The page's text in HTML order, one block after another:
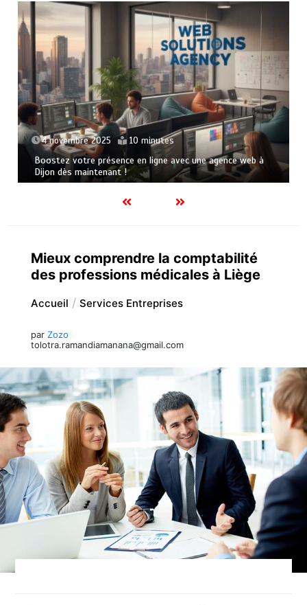
4 novembre 2025 10 minutes
Boostez votre présence en ligne avec une agence web à
Dijon dès maintenant !
Mieux comprendre la comptabilité
des professions médicales à Liège
Accueil Services Entreprises
par Zozo
tolotra.ramandiamanana@gmail.com